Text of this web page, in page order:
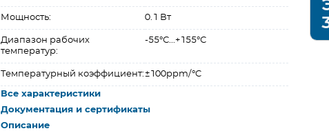
Мощность: 0.1 Вт
Диапазон рабочих
температур:
-55°С...+155°С
Температурный коэффициент:±100ppm/°C
Все характеристики
Документация и сертификаты
Описание